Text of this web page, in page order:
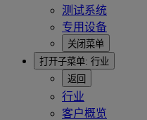
测试系统
专用设备
关闭菜单
打开子菜单: 行业
返回
行业
客户概览